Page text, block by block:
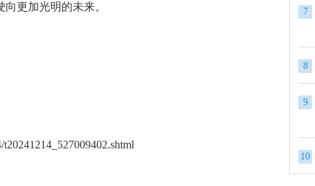
更加光明的未来。
7
8
9
10